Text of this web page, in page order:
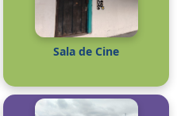
Sala de Cine